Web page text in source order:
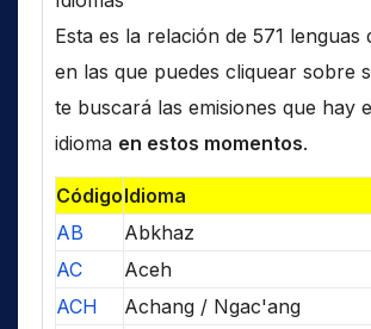
Esta es la relación de 571 lenguas
en las que puedes cliquear sobre
te buscará las emisiones que hay
idioma en estos momentos.
CódigoIdioma
AB
Abkhaz
AC
Aceh
ACH
Achang / Ngac'ang